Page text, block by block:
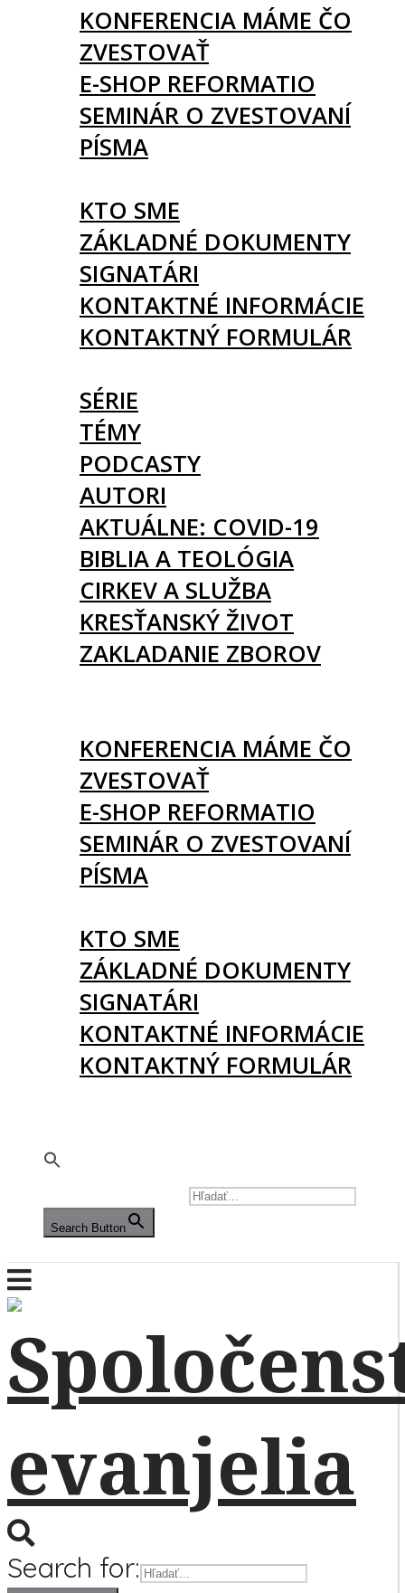
KONFERENCIA MÁME ČO
ZVESTOVAŤ
E-SHOP REFORMATIO
SEMINÁR O ZVESTOVANÍ
PÍSMA
KTO SME
ZÁKLADNÉ DOKUMENTY
SIGNATÁRI
KONTAKTNÉ INFORMÁCIE
KONTAKTNÝ FORMULÁR
SÉRIE
TÉMY
PODCASTY
AUTORI
AKTUÁLNE: COVID-19
BIBLIA A TEOLÓGIA
CIRKEV A SLUŽBA
KRESŤANSKÝ ŽIVOT
ZAKLADANIE ZBOROV
KONFERENCIA MÁME ČO
ZVESTOVAŤ
E-SHOP REFORMATIO
SEMINÁR O ZVESTOVANÍ
PÍSMA
KTO SME
ZÁKLADNÉ DOKUMENTY
SIGNATÁRI
KONTAKTNÉ INFORMÁCIE
KONTAKTNÝ FORMULÁR
Search Button
Search for: